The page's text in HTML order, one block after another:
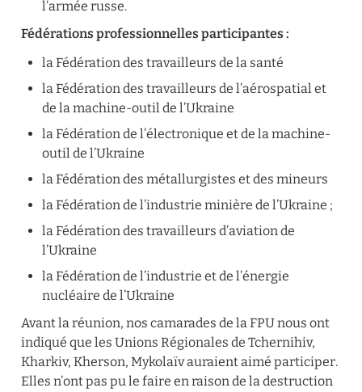
l’armée russe.
Fédérations professionnelles participantes :
la Fédération des travailleurs de la santé
la Fédération des travailleurs de l’aérospatial et
de la machine-outil de l’Ukraine
la Fédération de l’électronique et de la machine-
outil de l’Ukraine
la Fédération des métallurgistes et des mineurs
la Fédération de l’industrie minière de l’Ukraine ;
la Fédération des travailleurs d’aviation de
l’Ukraine
la Fédération de l’industrie et de l’énergie
nucléaire de l’Ukraine
Avant la réunion, nos camarades de la FPU nous ont
indiqué que les Unions Régionales de Tchernihiv,
Kharkiv, Kherson, Mykolaïv auraient aimé participer.
Elles n’ont pas pu le faire en raison de la destruction